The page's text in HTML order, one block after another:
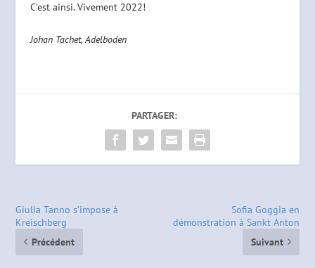
C’est ainsi. Vivement 2022!
Johan Tachet, Adelboden
PARTAGER:
Giulia Tanno s’impose à
Kreischberg
Précédent
Sofia Goggia en
démonstration à Sankt Anton
Suivant